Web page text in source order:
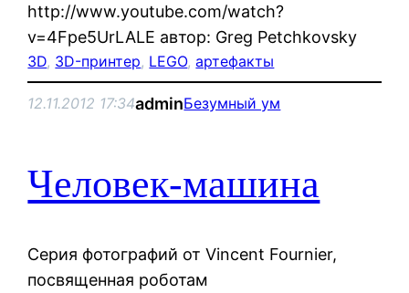
http://www.youtube.com/watch?
v=4Fpe5UrLALE автор: Greg Petchkovsky
3D, 3D-принтер, LEGO, артефакты
12.11.2012 17:34adminБезумный ум
Человек-машина
Cерия фотографий от Vincent Fournier,
посвященная роботам